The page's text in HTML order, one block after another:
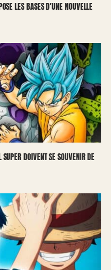
LES BASES D’UNE NOUVELLE
DOIVENT SE SOUVENIR DE